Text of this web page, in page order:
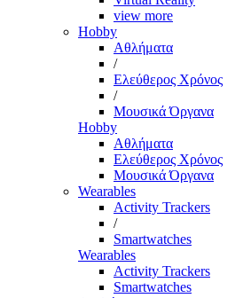
view more
Hobby
Αθλήματα
/
Ελεύθερος Χρόνος
/
Μουσικά Όργανα
Hobby
Αθλήματα
Ελεύθερος Χρόνος
Μουσικά Όργανα
Wearables
Activity Trackers
/
Smartwatches
Wearables
Activity Trackers
Smartwatches